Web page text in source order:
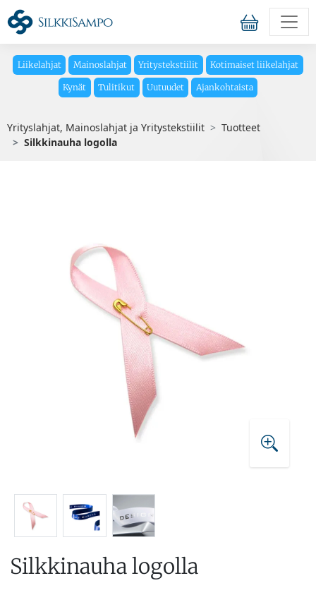
Liikelahjat Mainoslahjat Yritystekstiilit Kotimaiset liikelahjat
Kynät Tulitikut Uutuudet Ajankohtaista
Yrityslahjat, Mainoslahjat ja Yritystekstiilit
Tuotteet
Silkkinauha logolla
Silkkinauha logolla